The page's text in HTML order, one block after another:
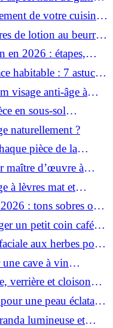
de votre cuisine
de lotion au beurre
en 2026 : étapes,
habitable : 7 astuces
visage anti-âge à
en sous-sol
naturellement ?
pièce de la
maître d’œuvre à
à lèvres mat et
: tons sobres ou
un petit coin café
aux herbes pour
?
une cave à vin
verrière et cloison
?
une peau éclatante
lumineuse et